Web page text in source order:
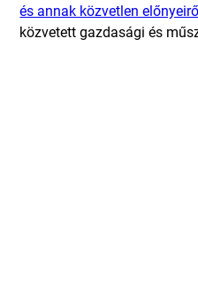
és annak közvetlen
közvetett gazdasági és